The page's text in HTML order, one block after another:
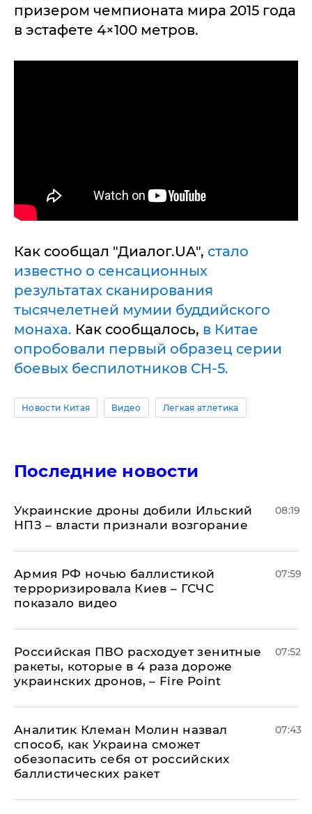
призером чемпионата мира 2015 года
в эстафете 4×100 метров.
Как сообщал "Диалог.UA", стало
известно о сенсационных
результатах сканирования
тысячелетней мумии буддийского
монаха. Как сообщалось, в Китае
опробовали первый образец серии
боевых беспилотников CH-5.
Новости Китая Видео Легкая атлетика
Последние новости
Украинские дроны добили Ильский
НПЗ – власти признали возгорание
08:19
Армия РФ ночью баллистикой
терроризировала Киев – ГСЧС
показало видео
07:59
Российская ПВО расходует зенитные
ракеты, которые в 4 раза дороже
украинских дронов, – Fire Point
07:52
Аналитик Клеман Молин назвал
способ, как Украина сможет
обезопасить себя от российских
баллистических ракет
07:43